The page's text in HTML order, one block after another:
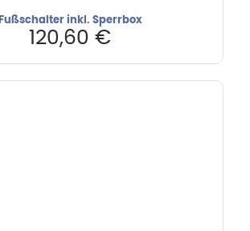
Fußschalter inkl. Sperrbox
120,60 €